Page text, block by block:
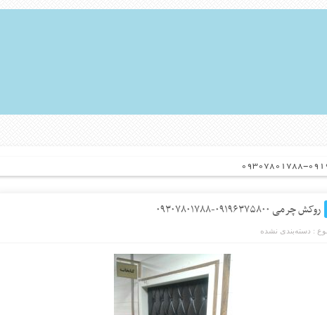
روکش چرمی ۰۹۱۹۶۳۷۵۸۰۰-۰۹۳۰۷۸۰۱۷۸۸
: دسته‌بندی نشده